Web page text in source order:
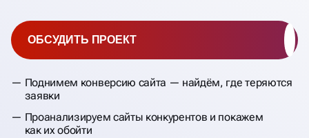
Поднимем конверсию сайта — найдём, где теряются
заявки
Проанализируем сайты конкурентов и покажем
как их обойти
ОБСУДИТЬ ПРОЕКТ